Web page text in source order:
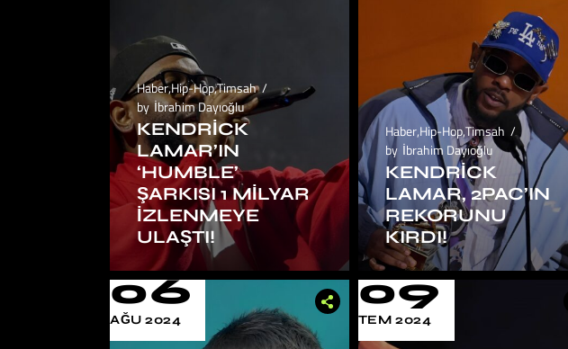
Haber,Hip-Hop,Timsah
by İbrahim Dayıoğlu
KENDRICK
LAMAR’IN
‘HUMBLE’
ŞARKISI 1 MILYAR
İZLENMEYE
ULAŞTI!
Haber,Hip-Hop,Timsah
by İbrahim Dayıoğlu
KENDRICK
LAMAR, 2PAC’IN
REKORUNU
KIRDI!
06
AĞU 2024
09
TEM 2024